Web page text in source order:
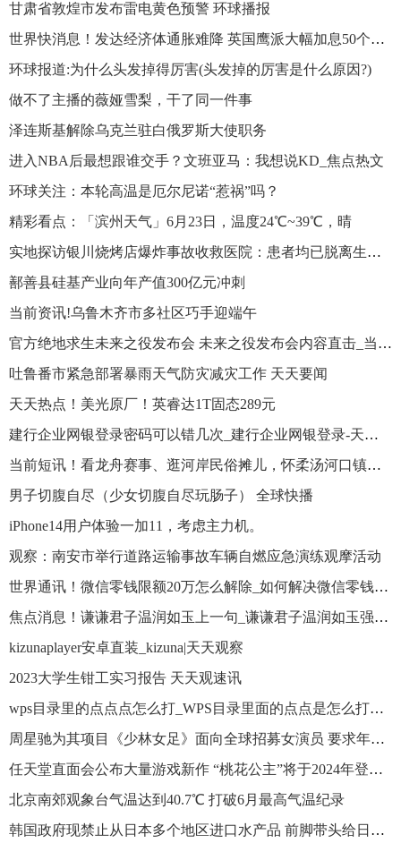
甘肃省敦煌市发布雷电黄色预警 环球播报
世界快消息！发达经济体通胀难降 英国鹰派大幅加息50个基点
环球报道:为什么头发掉得厉害(头发掉的厉害是什么原因?)
做不了主播的薇娅雪梨，干了同一件事
泽连斯基解除乌克兰驻白俄罗斯大使职务
进入NBA后最想跟谁交手？文班亚马：我想说KD_焦点热文
环球关注：本轮高温是厄尔尼诺“惹祸”吗？
精彩看点：「滨州天气」6月23日，温度24℃~39℃，晴
实地探访银川烧烤店爆炸事故收救医院：患者均已脱离生命危险
鄯善县硅基产业向年产值300亿元冲刺
当前资讯!乌鲁木齐市多社区巧手迎端午
官方绝地求生未来之役发布会 未来之役发布会内容直击_当前消息
吐鲁番市紧急部署暴雨天气防灾减灾工作 天天要闻
天天热点！美光原厂！英睿达1T固态289元
建行企业网银登录密码可以错几次_建行企业网银登录-天天滚动
当前短讯！看龙舟赛事、逛河岸民俗摊儿，怀柔汤河口镇多项文化活动庆端午
男子切腹自尽（少女切腹自尽玩肠子） 全球快播
iPhone14用户体验一加11，考虑主力机。
观察：南安市举行道路运输事故车辆自燃应急演练观摩活动
世界通讯！微信零钱限额20万怎么解除_如何解决微信零钱限额20万
焦点消息！谦谦君子温润如玉上一句_谦谦君子温润如玉强极则辱情深不寿
kizunaplayer安卓直装_kizuna|天天观察
2023大学生钳工实习报告 天天观速讯
wps目录里的点点点怎么打_WPS目录里面的点点是怎么打出来的
周星驰为其项目《少林女足》面向全球招募女演员 要求年青貌美
任天堂直面会公布大量游戏新作 “桃花公主”将于2024年登陆NS平台
北京南郊观象台气温达到40.7℃ 打破6月最高气温纪录
韩国政府现禁止从日本多个地区进口水产品 前脚带头给日本辩解